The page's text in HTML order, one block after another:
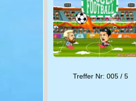
Treffer Nr: 005 / 5